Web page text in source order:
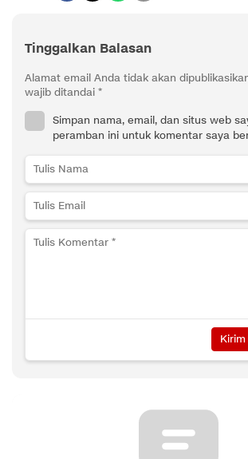
Tinggalkan Balasan
Alamat email Anda tidak akan
wajib ditandai *
Simpan nama, email, dan situs web
peramban ini untuk komentar saya